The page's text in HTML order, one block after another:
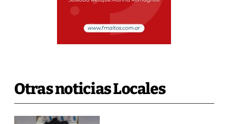
Otras noticias Locales